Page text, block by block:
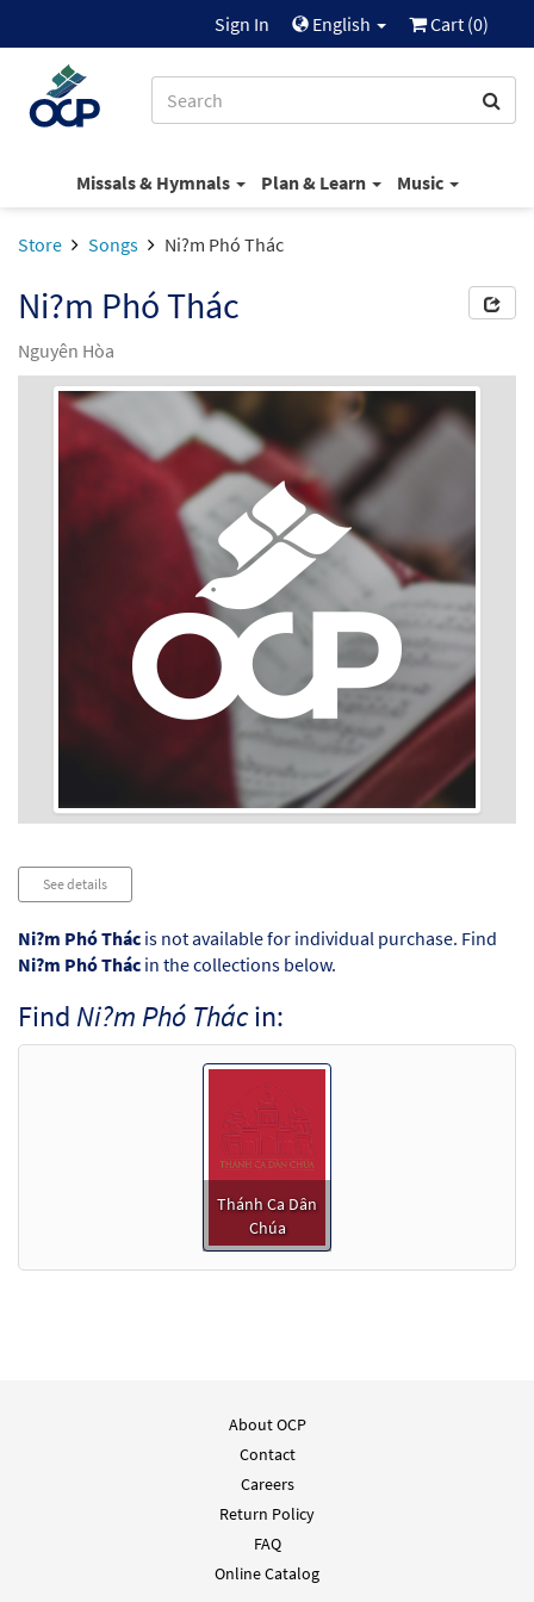
Sign In English Cart (0)
Missals & Hymnals Plan & Learn Music
Store Songs Ni?m Phó Thác
Ni?m Phó Thác
Nguyên Hòa
See details
Ni?m Phó Thác is not available for individual purchase. Find
Ni?m Phó Thác in the collections below.
Find Ni?m Phó Thácin:
Thánh Ca Dân
Chúa
About OCP
Contact
Careers
Return Policy
FAQ
Online Catalog